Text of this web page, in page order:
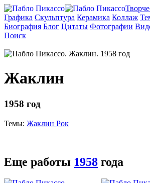
Графика Скульптура Керамика Коллаж
Биография Блог Цитаты Фотографии
Поиск
Жаклин
1958 год
Темы: Жаклин Рок
Еще работы 1958 года